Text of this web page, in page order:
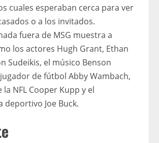
cuales esperaban cerca para ver
​​o a los invitados.
fuera de MSG muestra a
los actores Hugh Grant, Ethan
Sudeikis, el músico Benson
de fútbol Abby Wambach,
NFL Cooper Kupp y el
deportivo Joe Buck.